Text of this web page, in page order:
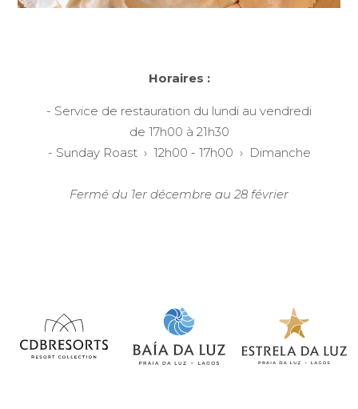
Horaires :
- Service de restauration du lundi au vendredi
de 17h00 à 21h30
- Sunday Roast › 12h00 - 17h00 › Dimanche
Fermé du 1er décembre au 28 février